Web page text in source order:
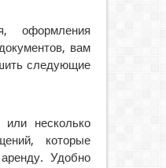
оформления
вам
следующие
несколько
которые
Удобно